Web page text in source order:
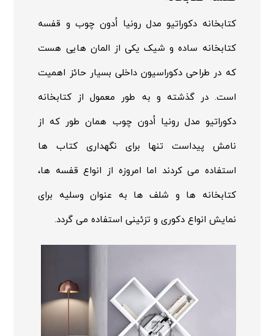
کتابخانه دکوراتیو مدل رونیا اُدون چوب و قفسه
کتابخانه ساده و شیک یکی از المان هایی هست
که در طراحی دکوراسیون داخلی بسیار حائز اهمیت
است. در گذشته و به طور معمول از کتابخانه
دکوراتیو مدل رونیا اُدون چوب همان طور که از
نامش پیداست تنها برای نگهداری کتاب ها
استفاده می کردند اما امروزه از انواع قفسه ها،
کتابخانه ها و شلف ها به عنوان وسلیه برای
نمایش انواع دکوری و تزئینی استفاده می گردد.